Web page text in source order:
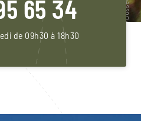
65 34
de 09h30 à 18h30